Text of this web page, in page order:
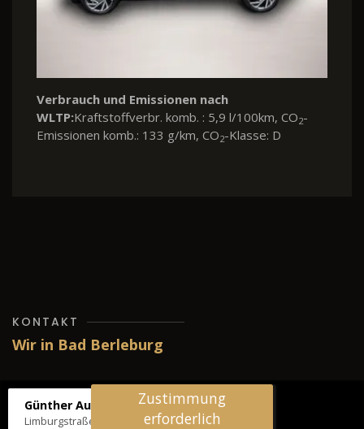
Verbrauch und Emissionen nach
WLTP:Kraftstoffverbr. komb. : 5,9 l/100km, CO2-
Emissionen komb.: 133 g/km, CO2-Klasse: D
KONTAKT
Wir in Bad Berleburg
Günther Autos & Service
Limburgstraße 39, 57319 Bad Berleburg
Zustimmung
erforderlich